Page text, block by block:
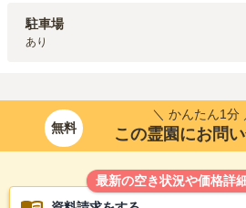
駐車場
あり
無料
＼ かんたん1分
この霊園にお問
最新の空き状況や価格詳